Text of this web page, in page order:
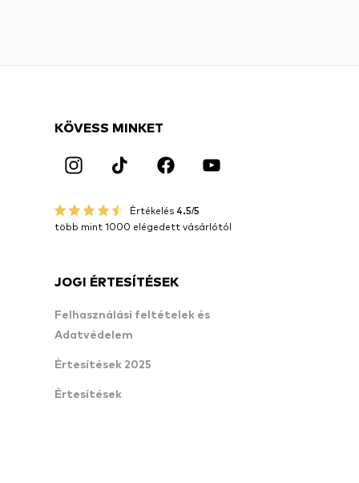
KÖVESS MINKET
Értékelés 4.5/5
több mint 1000 elégedett vásárlótól
JOGI ÉRTESÍTÉSEK
Felhasználási feltételek és
Adatvédelem
Értesítések 2025
Értesítések